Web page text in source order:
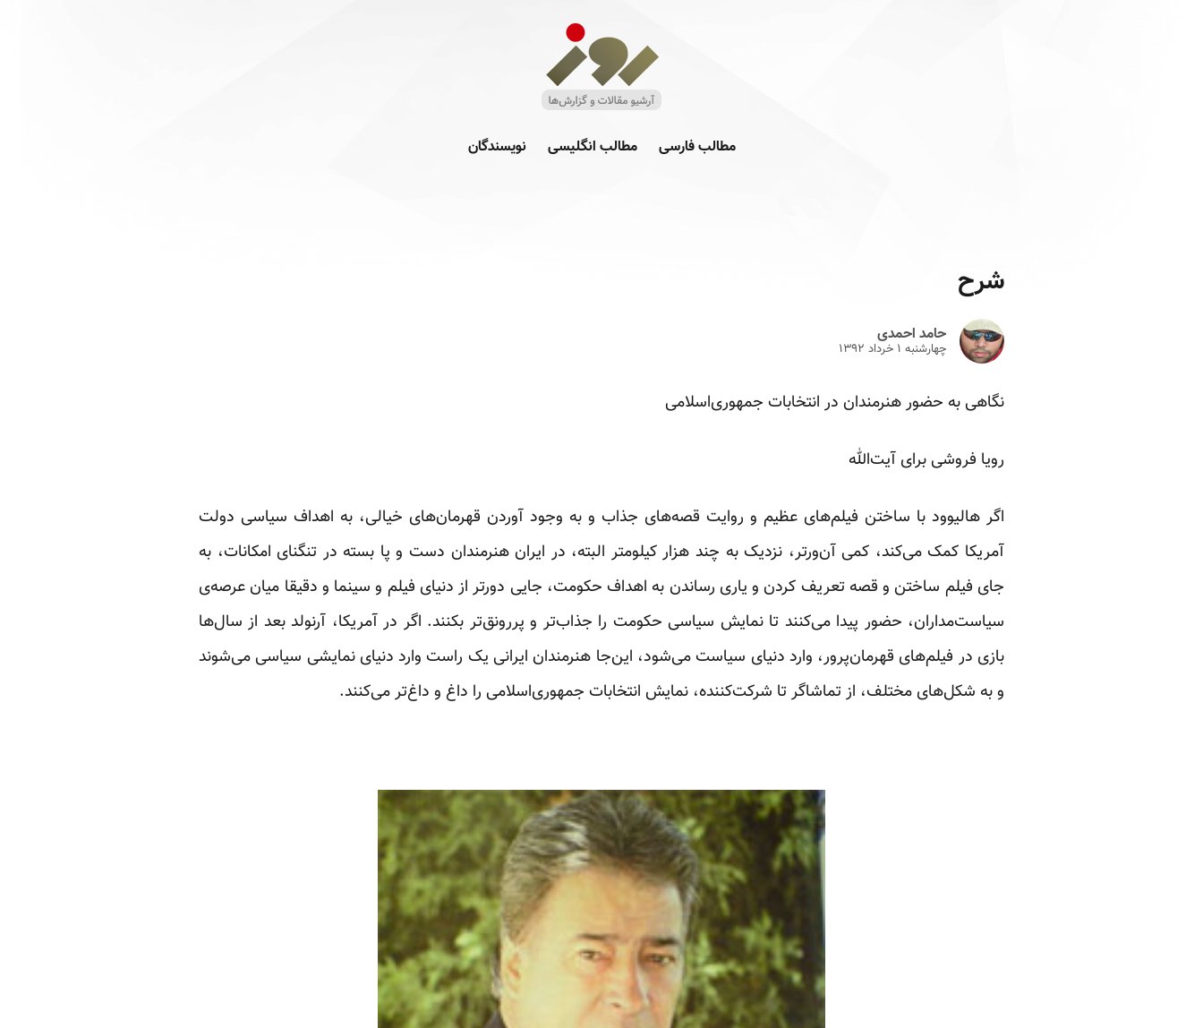
مطالب فارسی مطالب انگلیسی نویسندگان
شرح
حامد احمدی
چهارشنبه ۱ خرداد ۱۳۹۲
نگاهی به حضور هنرمندان در انتخابات‌ جمهوری‌اسلامی
رویا فروشی برای آیت‌الله
اگر هالیوود با ساختن فیلم‌های عظیم و روایت قصه‌های جذاب و به وجود آوردن قهرمان‌های خیالی، به اهداف سیاسی دولت
آمریکا کمک می‌کند، کمی آن‌ورتر، نزدیک به چند هزار کیلومتر البته، در ایران هنرمندان دست و پا بسته در تنگنای امکانات، به
جای فیلم ساختن و قصه تعریف کردن و یاری رساندن به اهداف حکومت، جایی دورتر از دنیای فیلم و سینما و دقیقا میان عرصه‌ی
سیاست‌مداران، حضور پیدا می‌کنند تا نمایش سیاسی حکومت را جذاب‌تر و پررونق‌تر بکنند. اگر در آمریکا، آرنولد بعد از سال‌ها
بازی در فیلم‌های قهرمان‌پرور، وارد دنیای سیاست می‌شود، این‌جا هنرمندان ایرانی یک راست وارد دنیای نمایشی سیاسی می‌شوند
و به شکل‌های مختلف، از تماشاگر تا شرکت‌کننده، نمایش انتخابات جمهوری‌اسلامی را داغ و داغ‌تر می‌کنند.